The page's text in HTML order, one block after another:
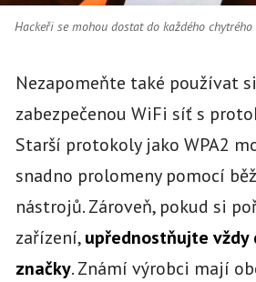
Hackeři se mohou dostat do každého
Nezapomeňte také používat
zabezpečenou WiFi síť s
Starší protokoly jako WPA2
snadno prolomeny pomocí
nástrojů. Zároveň, pokud si
zařízení,upřednostňujte vždy
značky. Známí výrobci mají